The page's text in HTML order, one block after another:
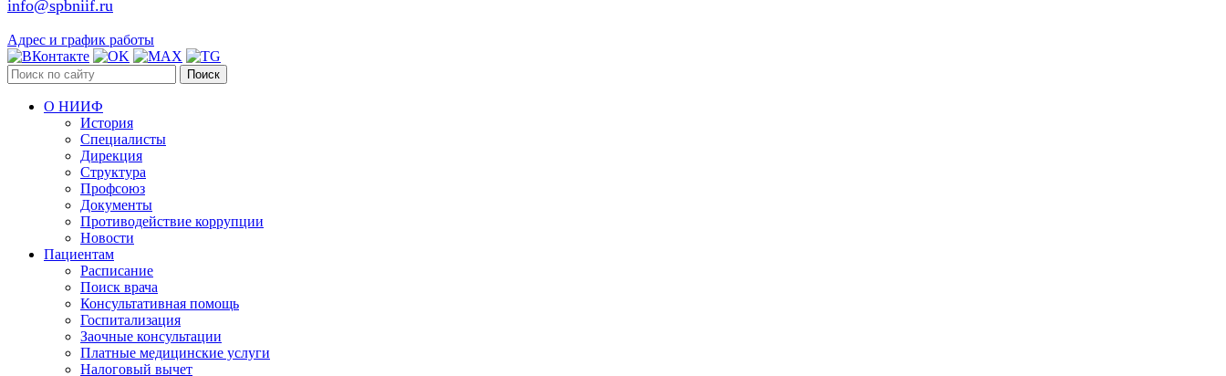
info@spbniif.ru
Адрес и график работы
Поиск
О НИИФ
История
Специалисты
Дирекция
Структура
Профсоюз
Документы
Противодействие коррупции
Новости
Пациентам
Расписание
Поиск врача
Консультативная помощь
Госпитализация
Заочные консультации
Платные медицинские услуги
Налоговый вычет